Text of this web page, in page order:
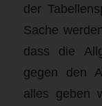
der
Sache
dass die
gegen den
alles geben